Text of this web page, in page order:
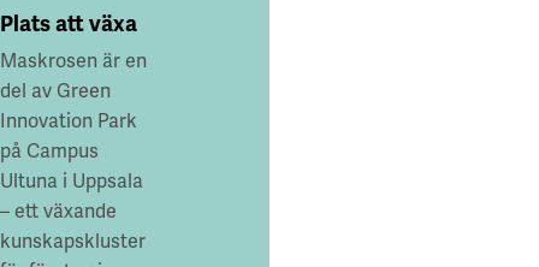
Plats att växa
Maskrosen är en
del av Green
Innovation Park
på Campus
Ultuna i Uppsala
– ett växande
kunskapskluster